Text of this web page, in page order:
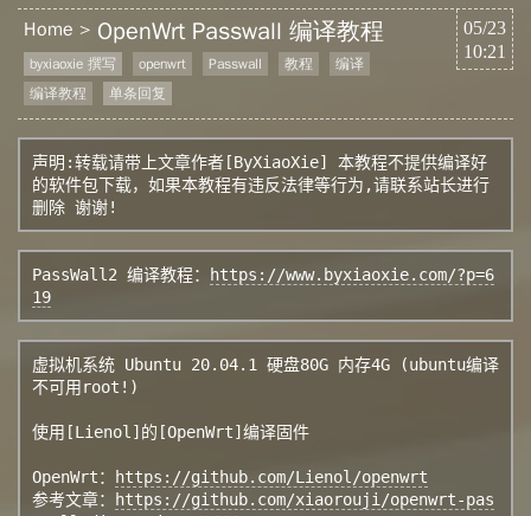
05/23
10:21
Home OpenWrt Passwall 编译教程
byxiaoxie 撰写 openwrt Passwall 教程
编译
编译教程
单条回复
声明:转载请带上文章作者[ByXiaoXie] 本教程不提供编译好
的软件包下载，如果本教程有违反法律等行为,请联系站长进行
PassWall2 编译教程： https://www.byxiaoxie.com/?p=6
19
虚拟机系统 Ubuntu 20.04.1 硬盘80G 内存4G (ubuntu编译
不可用root!)
使用[Lienol]的[OpenWrt]编译固件
OpenWrt： https://github.com/Lienol/openwrt
参考文章： https://github.com/xiaorouji/openwrt-pas